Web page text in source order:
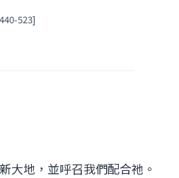
523]
大地，並呼召我們配合祂。